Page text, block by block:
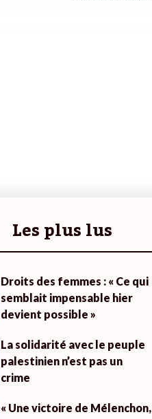
Les plus lus
Droits des femmes : « Ce qui
semblait impensable hier
devient possible »
La solidarité avec le peuple
palestinien n’est pas un
crime
« Une victoire de Mélenchon,